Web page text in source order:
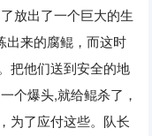
放出了一个巨大的生
出来的腐鲲，而这时
把他们送到安全的地
一个爆头,就给鲲杀了，
为了应付这些。队长